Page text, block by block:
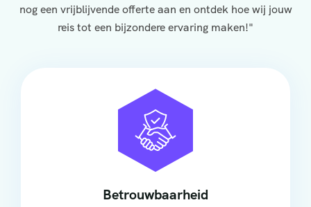
nog een vrijblijvende offerte aan en ontdek hoe wij jouw
reis tot een bijzondere ervaring maken!"
Betrouwbaarheid